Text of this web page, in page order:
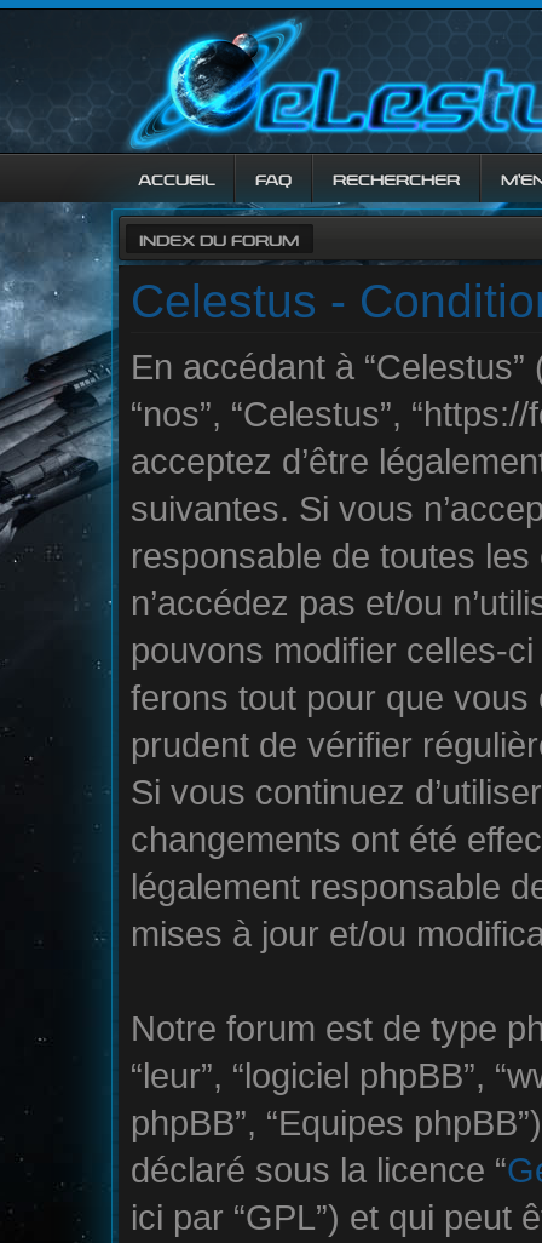
ACCUEIL FAQ RECHERCHER
INDEX DU FORUM
Celestus -
En accédant à “Celestus”
“nos”, “Celestus”,
acceptez d’être
suivantes. Si vous
responsable de toutes
n’accédez pas et/ou
pouvons modifier celles-
ferons tout pour que vous
prudent de vérifier
Si vous continuez
changements ont été
légalement responsable
mises à jour et/ou
Notre forum est de type
“leur”, “logiciel phpBB”,
phpBB”, “Equipes
déclaré sous la licence “
ici par “GPL”) et qui peut